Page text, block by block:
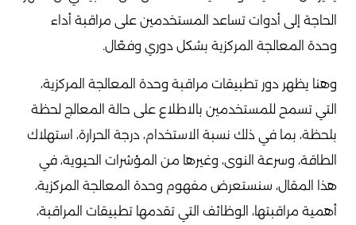
الحاجة إلى أدوات تساعد المستخدمين على مراقبة أداء
وحدة المعالجة المركزية بشكل دوري وفعّال.
وهنا يظهر دور تطبيقات مراقبة وحدة المعالجة المركزية،
التي تسمح للمستخدمين بالاطلاع على حالة المعالج لحظة
بلحظة، بما في ذلك نسبة الاستخدام، درجة الحرارة، استهلاك
الطاقة، وسرعة النوى، وغيرها من المؤشرات الحيوية، في
هذا المقال، سنستعرض مفهوم وحدة المعالجة المركزية،
أهمية مراقبتها، الوظائف التي تقدمها تطبيقات المراقبة،